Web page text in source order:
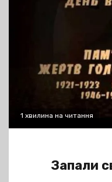
1 хвилина на читання
Запали